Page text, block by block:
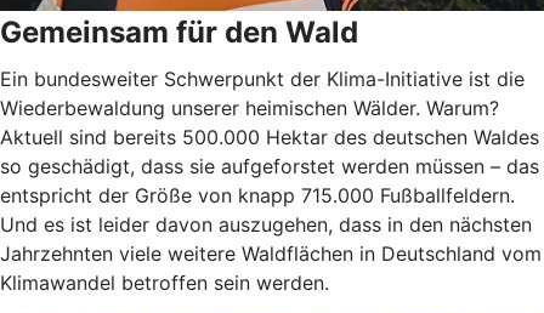
Gemeinsam für den Wald
Ein bundesweiter Schwerpunkt der Klima-Initiative ist die
Wiederbewaldung unserer heimischen Wälder. Warum?
Aktuell sind bereits 500.000 Hektar des deutschen Waldes
so geschädigt, dass sie aufgeforstet werden müssen – das
entspricht der Größe von knapp 715.000 Fußballfeldern.
Und es ist leider davon auszugehen, dass in den nächsten
Jahrzehnten viele weitere Waldflächen in Deutschland vom
Klimawandel betroffen sein werden.